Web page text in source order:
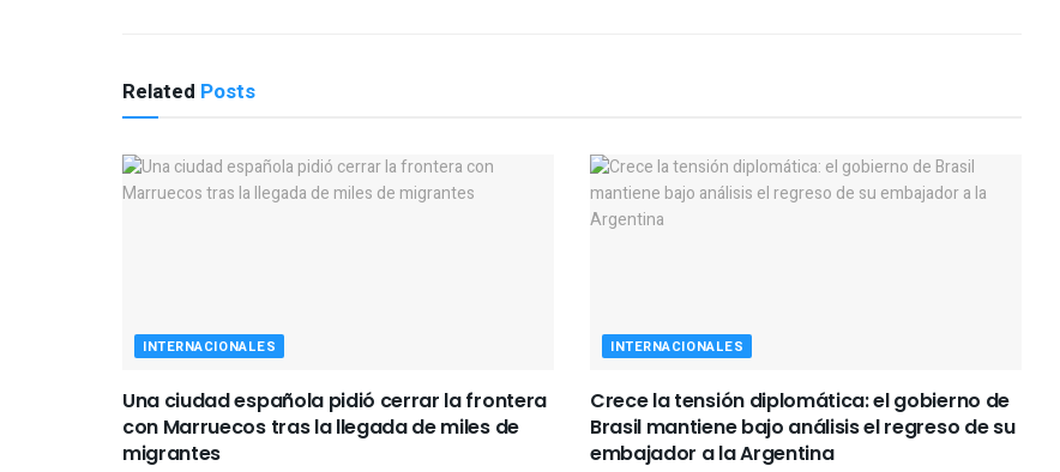
Related Posts
INTERNACIONALES
Una ciudad española pidió cerrar la frontera
con Marruecos tras la llegada de miles de
migrantes
INTERNACIONALES
Crece la tensión diplomática: el gobierno de
Brasil mantiene bajo análisis el regreso de su
embajador a la Argentina